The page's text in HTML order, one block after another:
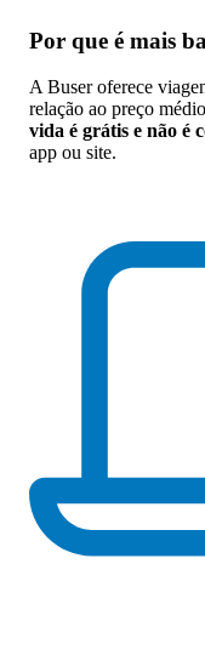
Por que é mais
A Buser oferece
relação ao preço
vida é grátis e não é
app ou site.